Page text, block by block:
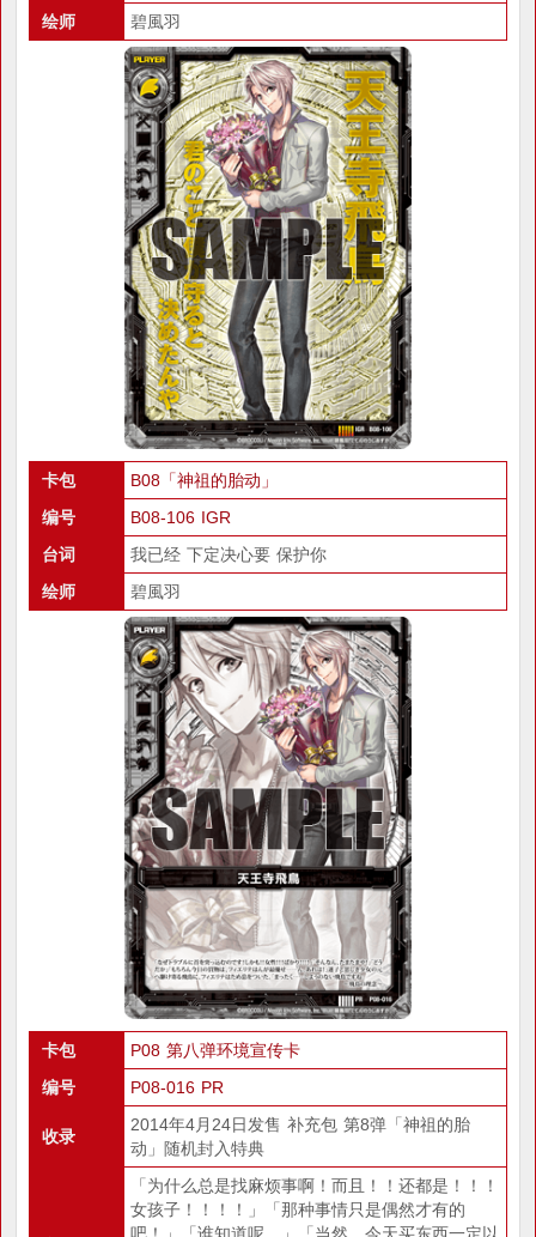
绘师
碧風羽
卡包
B08「神祖的胎动」
编号
B08-106 IGR
台词
我已经 下定决心要 保护你
绘师
碧風羽
卡包
P08 第八弹环境宣传卡
编号
P08-016 PR
收录
2014年4月24日发售 补充包 第8弹「神祖的胎
动」随机封入特典
「为什么总是找麻烦事啊！而且！！还都是！！！
女孩子！！！！」「那种事情只是偶然才有的